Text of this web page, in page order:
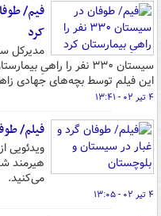
کرد
مدیرکل
این فیلم توسط بچه‌های جهادی
۴ تیر ۰۲ - ۱۳:۴۱
فیلم/
ویدئویی
هیرمند
می‌کنید.
۴ تیر ۰۲ - ۱۳:۰۵